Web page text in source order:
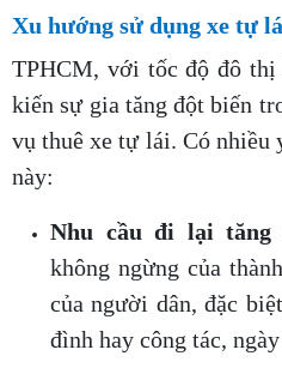
Xu hướng sử dụng xe tự
TPHCM, với tốc độ đô thị
kiến sự gia tăng đột biến
vụ thuê xe tự lái. Có nhiều
này:
Nhu cầu đi lại tăng
không ngừng của
của người dân, đặc
đình hay công tác,